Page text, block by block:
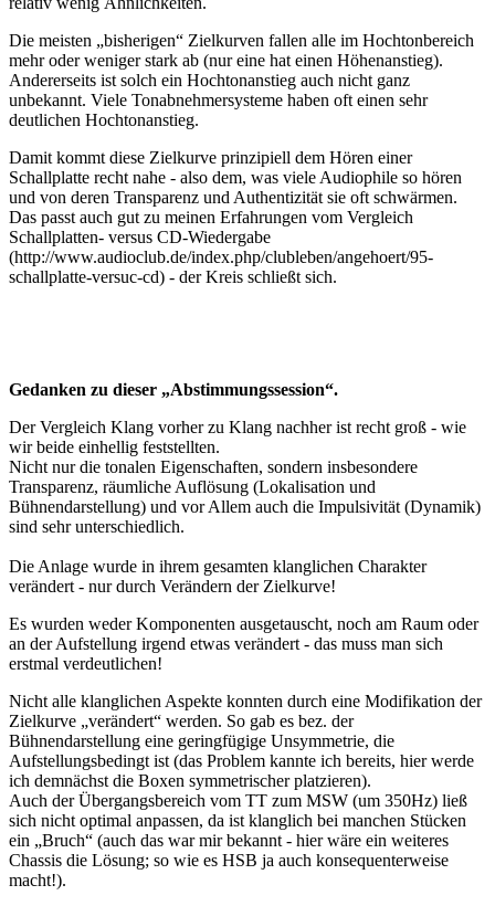
Die meisten „bisherigen“ Zielkurven fallen alle im Hochtonbereich
mehr oder weniger stark ab (nur eine hat einen Höhenanstieg).
Andererseits ist solch ein Hochtonanstieg auch nicht ganz
unbekannt. Viele Tonabnehmersysteme haben oft einen sehr
deutlichen Hochtonanstieg.
Damit kommt diese Zielkurve prinzipiell dem Hören einer
Schallplatte recht nahe - also dem, was viele Audiophile so hören
und von deren Transparenz und Authentizität sie oft schwärmen.
Das passt auch gut zu meinen Erfahrungen vom Vergleich
Schallplatten- versus CD-Wiedergabe
(http://www.audioclub.de/index.php/clubleben/angehoert/95-
schallplatte-versuc-cd) - der Kreis schließt sich.
Gedanken zu dieser „Abstimmungssession“.
Der Vergleich Klang vorher zu Klang nachher ist recht groß - wie
wir beide einhellig feststellten.
Nicht nur die tonalen Eigenschaften, sondern insbesondere
Transparenz, räumliche Auflösung (Lokalisation und
Bühnendarstellung) und vor Allem auch die Impulsivität (Dynamik)
sind sehr unterschiedlich.
Die Anlage wurde in ihrem gesamten klanglichen Charakter
verändert - nur durch Verändern der Zielkurve!
Es wurden weder Komponenten ausgetauscht, noch am Raum oder
an der Aufstellung irgend etwas verändert - das muss man sich
erstmal verdeutlichen!
Nicht alle klanglichen Aspekte konnten durch eine Modifikation der
Zielkurve „verändert“ werden. So gab es bez. der
Bühnendarstellung eine geringfügige Unsymmetrie, die
Aufstellungsbedingt ist (das Problem kannte ich bereits, hier werde
ich demnächst die Boxen symmetrischer platzieren).
Auch der Übergangsbereich vom TT zum MSW (um 350Hz) ließ
sich nicht optimal anpassen, da ist klanglich bei manchen Stücken
ein „Bruch“ (auch das war mir bekannt - hier wäre ein weiteres
Chassis die Lösung; so wie es HSB ja auch konsequenterweise
macht!).